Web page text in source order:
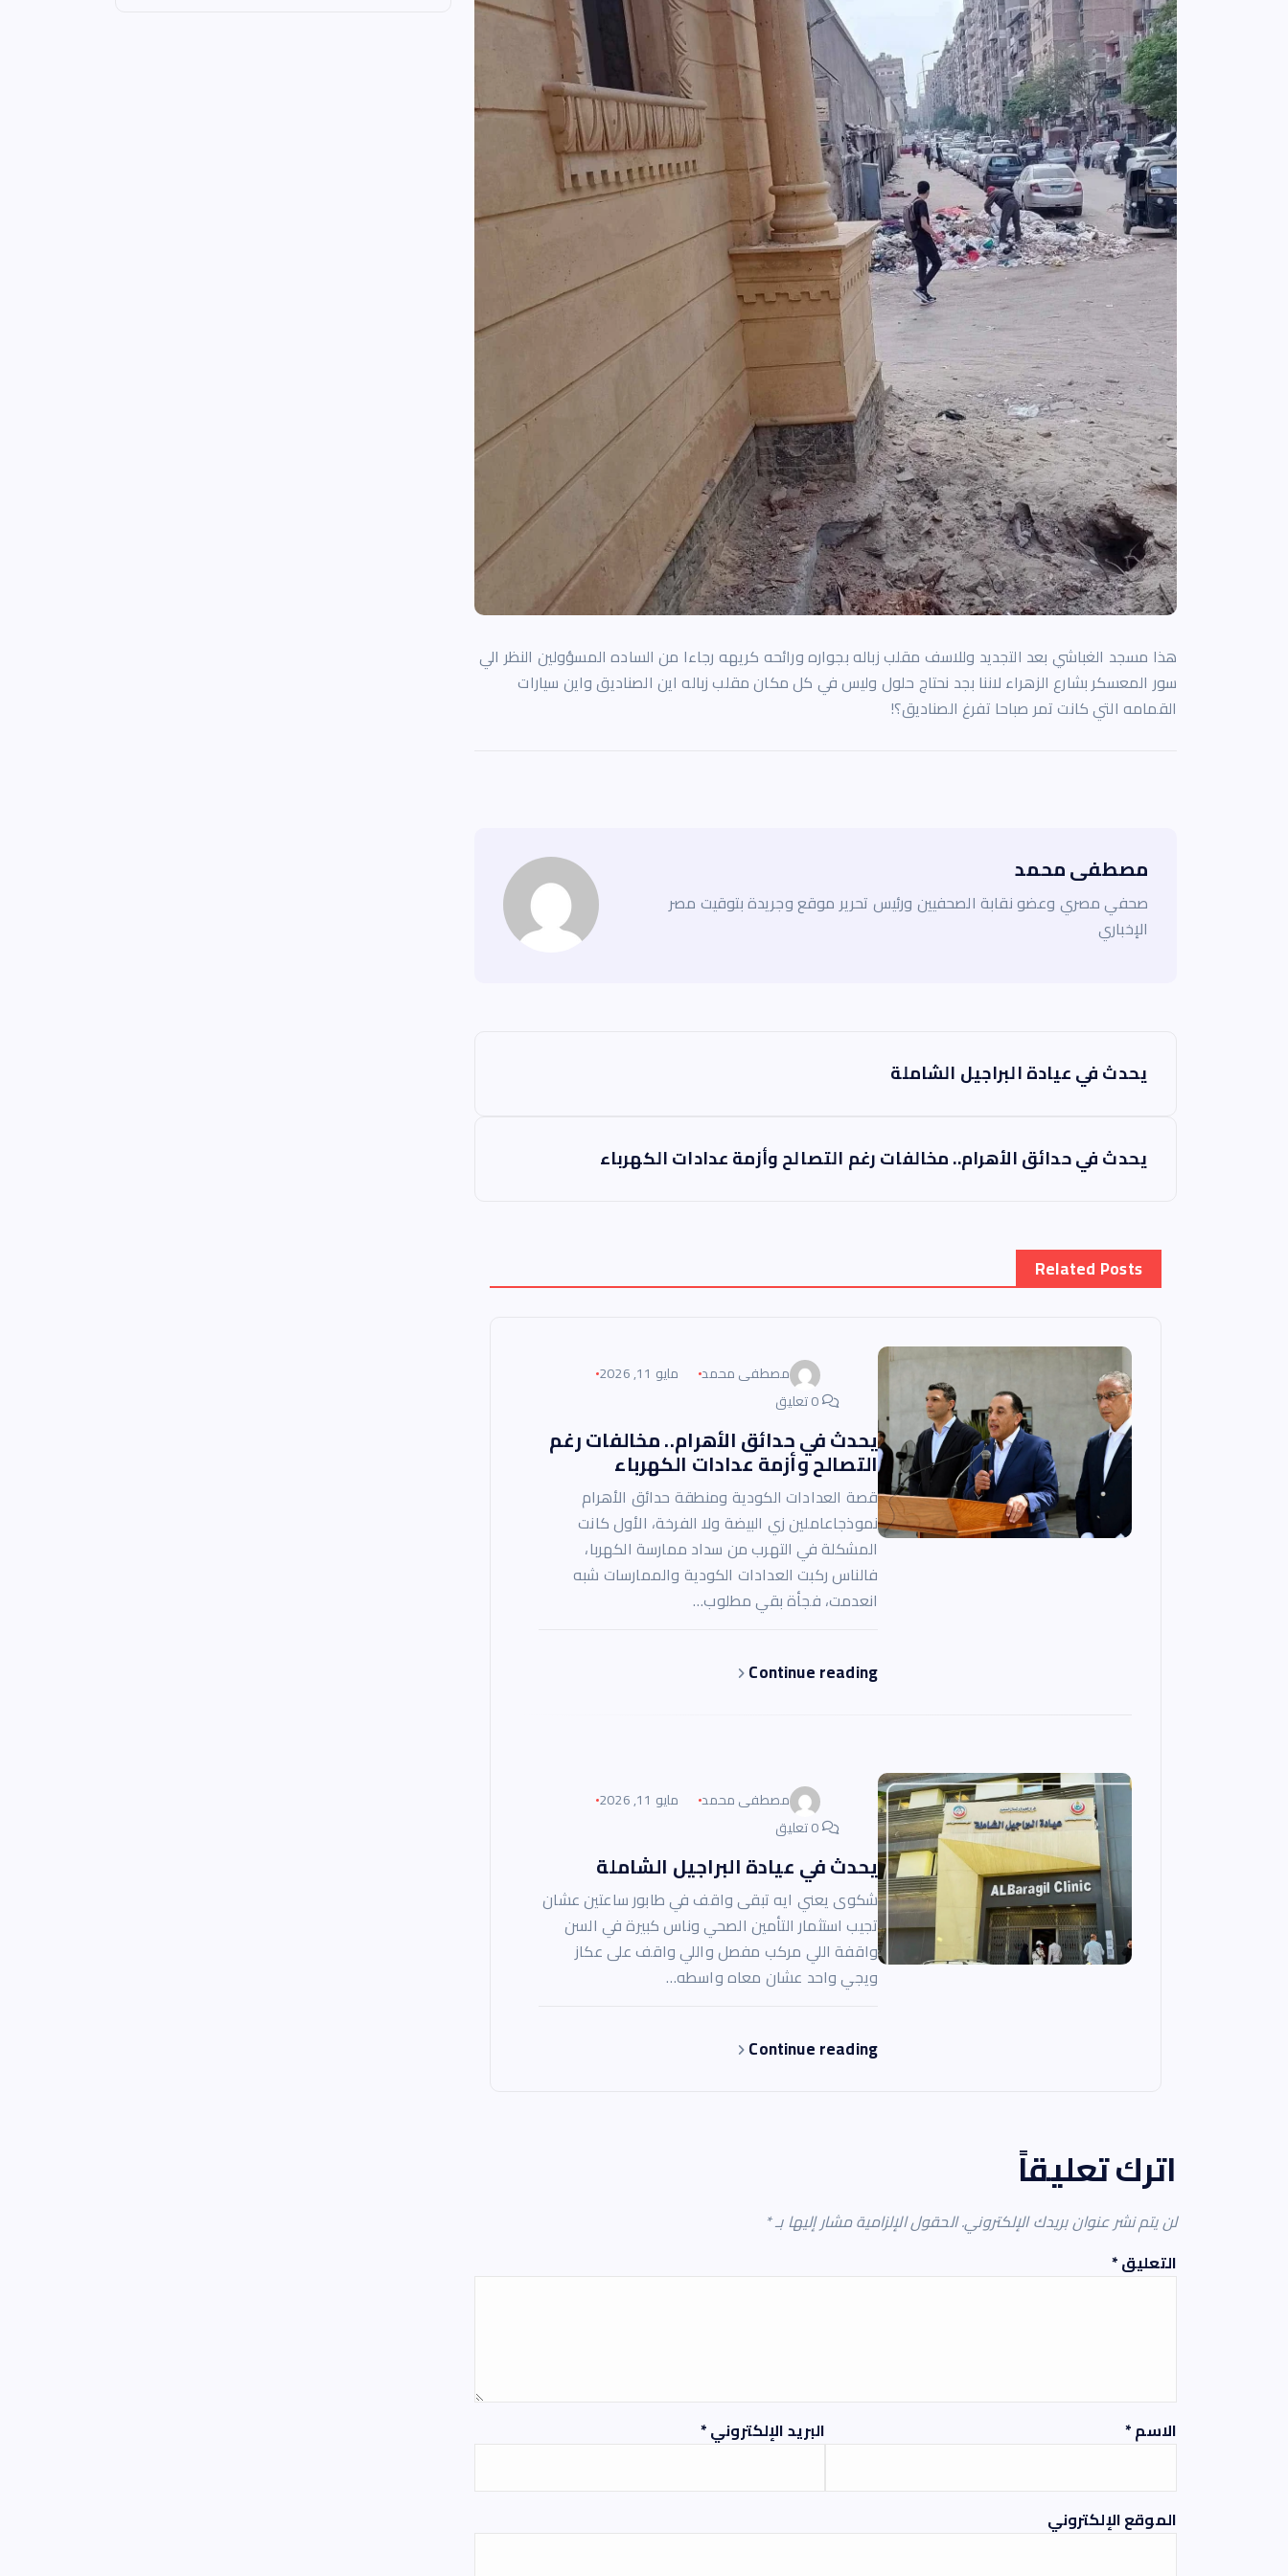
هذا مسجد الغباشي بعد التجديد وللاسف مقلب زباله بجواره ورائحه كريهه رجاءا من الساده المسؤولين النظر الي
سور المعسكر بشارع الزهراء لاننا بجد نحتاج حلول وليس في كل مكان مقلب زباله اين الصناديق واين سيارات
القمامه التي كانت تمر صباحا تفرغ الصناديق؟!
مصطفى محمد
صحفي مصري وعضو نقابة الصحفيين ورئيس تحرير موقع وجريدة بتوقيت مصر
الإخباري
صيحدث في عيادة البراجيل الشاملة
يحدث في حدائق الأهرام.. مخالفات رغم التصالح وأزمة عدادات الكهرباء
Related Posts
مصطفى محمد
مايو 11, 2026
يحدث في حدائق الأهرام.. مخالفات رغم
التصالح وأزمة عدادات الكهرباء
قصة العدادات الكودية ومنطقة حدائق الأهرام
نموذجاعاملين زي البيضة ولا الفرخة، الأول كانت
المشكلة في التهرب من سداد ممارسة الكهربا،
فالناس ركبت العدادات الكودية والممارسات شبه
انعدمت، فجأة بقي مطلوب…
Continue reading
مصطفى محمد
مايو 11, 2026
يحدث في عيادة البراجيل الشاملة
شكوى يعني ايه تبقى واقف في طابور ساعتين عشان
تجيب استثمار التأمين الصحي وناس كبيرة في السن
واقفة اللي مركب مفصل واللي واقف على عكاز
ويجي واحد عشان معاه واسطه…
Continue reading
اترك تعليقاً
لن يتم نشر عنوان بريدك الإلكتروني.الحقول الإلزامية مشار إليها بـ*
التعليق*
الاسم* البريد الإلكتروني*
الموقع الإلكتروني